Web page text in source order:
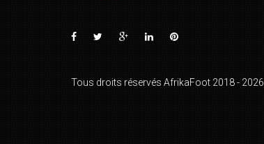
Tous droits réservés AfrikaFoot 2018 - 2026